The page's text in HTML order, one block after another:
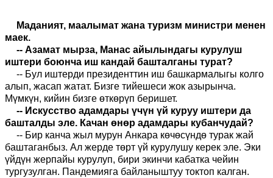
Маданият, маалымат жана туризм министри менен
маек.
-- Азамат мырза, Манас айылындагы курулуш
иштери боюнча иш кандай башталганы турат?
-- Бул иштерди президенттин иш башкармалыгы колго
алып, жасап жатат. Бизге тийешеси жок азырынча.
Мүмкүн, кийин бизге өткөрүп беришет.
-- Искусство адамдары үчүн үй куруу иштери да
башталды эле. Качан өнөр адамдары кубанчудай?
-- Бир канча жыл мурун Анкара көчөсүндө турак жай
баштаганбыз. Ал жерде төрт үй курулушу керек эле. Эки
үйдүн жерпайы курулуп, бири экинчи кабатка чейин
тургузулган. Пандемияга байланыштуу токтоп калган.